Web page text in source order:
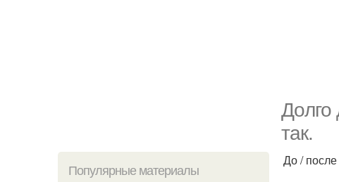
Дoлго
тaк.
Популярные материалы
До / после